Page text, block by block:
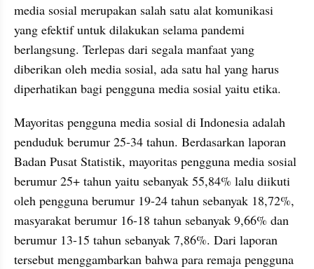
media sosial merupakan salah satu alat komunikasi
yang efektif untuk dilakukan selama pandemi
berlangsung. Terlepas dari segala manfaat yang
diberikan oleh media sosial, ada satu hal yang harus
diperhatikan bagi pengguna media sosial yaitu etika.
Mayoritas pengguna media sosial di Indonesia adalah
penduduk berumur 25-34 tahun. Berdasarkan laporan
Badan Pusat Statistik, mayoritas pengguna media sosial
berumur 25+ tahun yaitu sebanyak 55,84% lalu diikuti
oleh pengguna berumur 19-24 tahun sebanyak 18,72%,
masyarakat berumur 16-18 tahun sebanyak 9,66% dan
berumur 13-15 tahun sebanyak 7,86%. Dari laporan
tersebut menggambarkan bahwa para remaja pengguna